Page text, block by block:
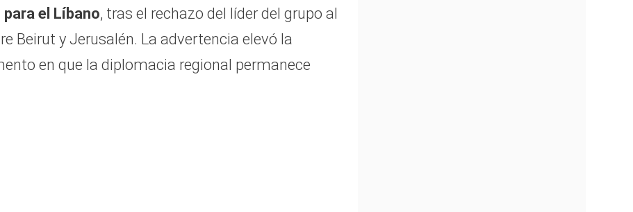
el Líbano, tras el rechazo del líder del grupo al
Beirut y Jerusalén. La advertencia elevó la
en que la diplomacia regional permanece